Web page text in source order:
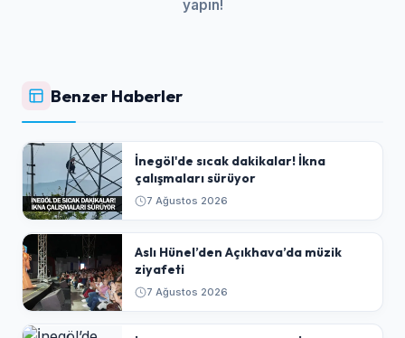
yapın!
Benzer Haberler
İnegöl'de sıcak dakikalar! İkna
çalışmaları sürüyor
7 Ağustos 2026
Aslı Hünel’den Açıkhava’da müzik
ziyafeti
7 Ağustos 2026